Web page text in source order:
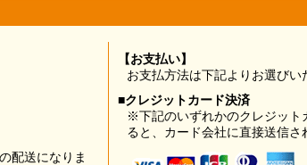
配送になりま
【お支払い】
お支払方法は下記よりお選びい
■クレジットカード決済
※下記のいずれかのクレジット
ると、カード会社に直接送信さ